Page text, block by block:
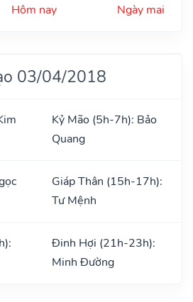
Hôm nay Ngày mai
03/04/2018
Kỷ Mão (5h-7h): Bảo
Quang
Giáp Thân (15h-17h):
Tư Mệnh
Đinh Hợi (21h-23h):
Minh Đường